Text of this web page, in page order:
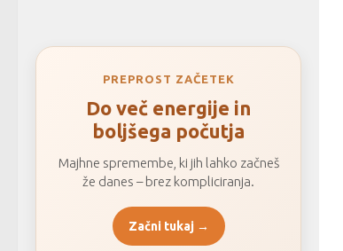
PREPROST ZAČETEK
Do več energije in
boljšega počutja
Majhne spremembe, ki jih lahko začneš
že danes – brez kompliciranja.
Začni tukaj →